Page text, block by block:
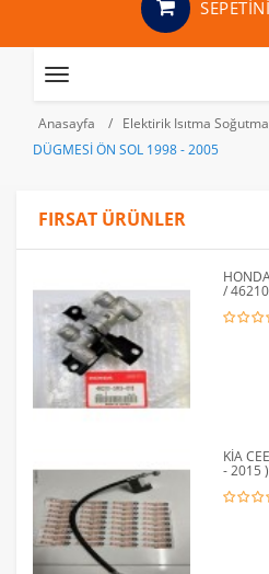
Toggle
Anasayfa
Elektirik Isıtma Soğutma
DÜGMESİ ÖN SOL 1998 - 2005
FIRSAT ÜRÜNLER
/
KİA
- 2015